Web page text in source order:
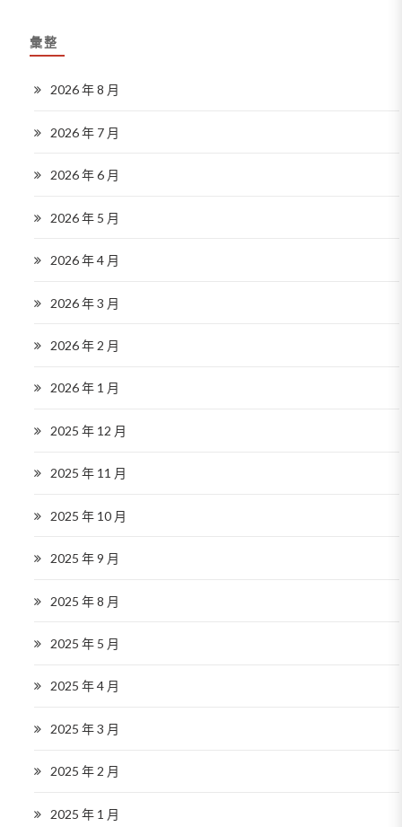
彙整
2026 年 8 月
2026 年 7 月
2026 年 6 月
2026 年 5 月
2026 年 4 月
2026 年 3 月
2026 年 2 月
2026 年 1 月
2025 年 12 月
2025 年 11 月
2025 年 10 月
2025 年 9 月
2025 年 8 月
2025 年 5 月
2025 年 4 月
2025 年 3 月
2025 年 2 月
2025 年 1 月